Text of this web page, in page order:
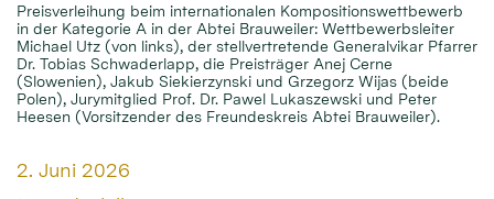
Preisverleihung beim internationalen Kompositionswettbewerb
in der Kategorie A in der Abtei Brauweiler: Wettbewerbsleiter
Michael Utz (von links), der stellvertretende Generalvikar Pfarrer
Dr. Tobias Schwaderlapp, die Preisträger Anej Cerne
(Slowenien), Jakub Siekierzynski und Grzegorz Wijas (beide
Polen), Jurymitglied Prof. Dr. Pawel Lukaszewski und Peter
Heesen (Vorsitzender des Freundeskreis Abtei Brauweiler).
Datum:
2. Juni 2026